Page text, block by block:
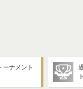
ーナメント